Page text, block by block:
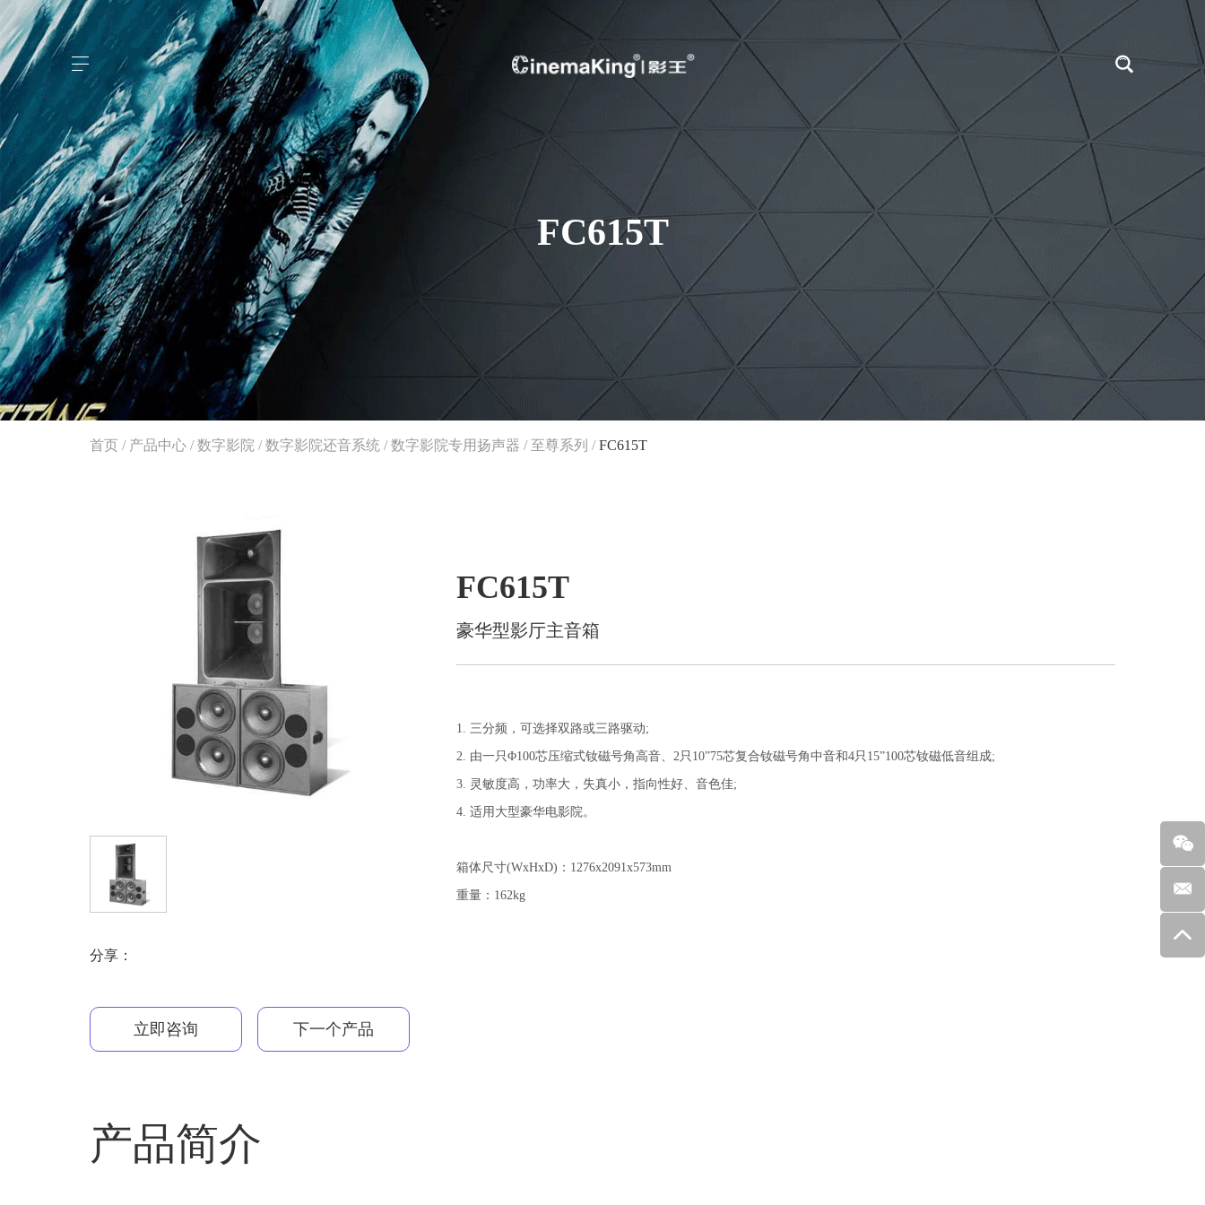
FC615T
首页 / 产品中心 /数字影院 /数字影院还音系统 /数字影院专用扬声器 /至尊系列 /FC615T
分享：
立即咨询 下一个产品
产品简介
FC615T
豪华型影厅主音箱
1. 三分频，可选择双路或三路驱动;
2. 由一只Φ100芯压缩式钕磁号角高音、2只10”75芯复合钕磁号角中音和4只15”100芯钕磁低音组成;
3. 灵敏度高，功率大，失真小，指向性好、音色佳;
4. 适用大型豪华电影院。
箱体尺寸(WxHxD)：1276x2091x573mm
重量：162kg